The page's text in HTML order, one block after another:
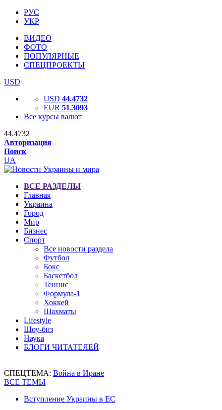
РУС
УКР
ВИДЕО
ФОТО
ПОПУЛЯРНЫЕ
СПЕЦПРОЕКТЫ
USD
USD 44.4732
EUR 51.3093
Все курсы валют
44.4732
Авторизация
Поиск
UA
ВСЕ РАЗДЕЛЫ
Главная
Украина
Город
Мир
Бизнес
Спорт
Все новости раздела
Футбол
Бокс
Баскетбол
Теннис
Формула-1
Хоккей
Шахматы
Lifestyle
Шоу-биз
Наука
БЛОГИ ЧИТАТЕЛЕЙ
СПЕЦТЕМА: Война в Иране
ВСЕ ТЕМЫ
Вступление Украины в ЕС